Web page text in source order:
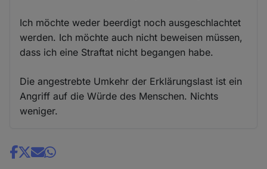
Ich möchte weder beerdigt noch ausgeschlachtet
werden. Ich möchte auch nicht beweisen müssen,
dass ich eine Straftat nicht begangen habe.
Die angestrebte Umkehr der Erklärungslast ist ein
Angriff auf die Würde des Menschen. Nichts
weniger.
Share